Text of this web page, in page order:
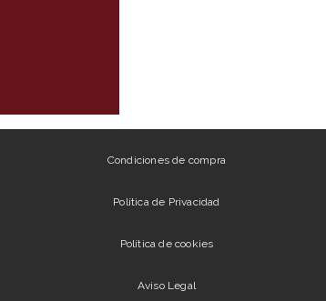
Condiciones de compra
Política de Privacidad
Política de cookies
Aviso Legal